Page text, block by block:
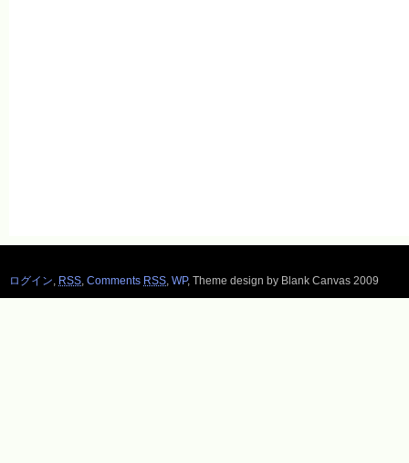
ログイン RSS Comments RSS WP, Theme design by Blank Canvas 2009